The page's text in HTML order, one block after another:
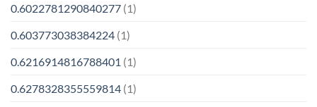
0.6022781290840277 (1)
0.603773038384224 (1)
0.6216914816788401 (1)
0.6278328355559814 (1)